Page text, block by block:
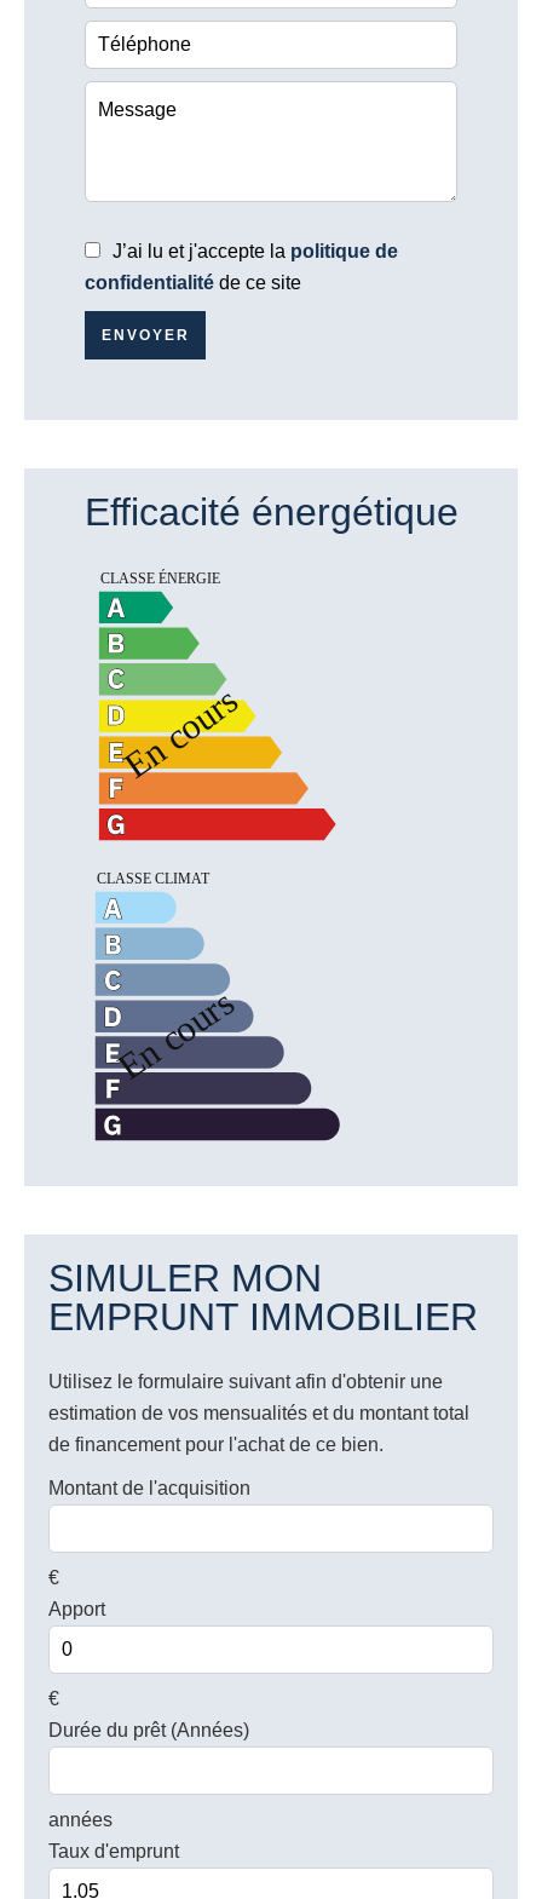
J’ai lu et j'accepte la politique de
confidentialité de ce site
ENVOYER
Efficacité énergétique
SIMULER MON
EMPRUNT IMMOBILIER
Utilisez le formulaire suivant afin d'obtenir une
estimation de vos mensualités et du montant total
de financement pour l'achat de ce bien.
Montant de l'acquisition
€
Apport
€
Durée du prêt (Années)
années
Taux d'emprunt